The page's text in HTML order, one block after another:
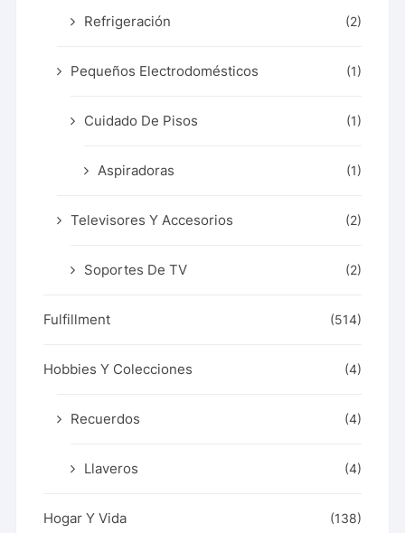
Refrigeración (2)
Pequeños Electrodomésticos (1)
Cuidado De Pisos (1)
Aspiradoras (1)
Televisores Y Accesorios (2)
Soportes De TV (2)
Fulfillment (514)
Hobbies Y Colecciones (4)
Recuerdos (4)
Llaveros (4)
Hogar Y Vida (138)